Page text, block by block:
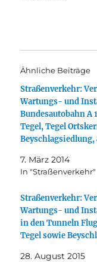
Ähnliche Beiträge
Straßenverkehr:
Wartungs- und
Bundesautobahn A
Tegel, Tegel
Beyschlagsiedlung,
7. März 2014
In "Straßenverkehr"
Straßenverkehr:
Wartungs- und
in den Tunneln
Tegel sowie
28. August 2015